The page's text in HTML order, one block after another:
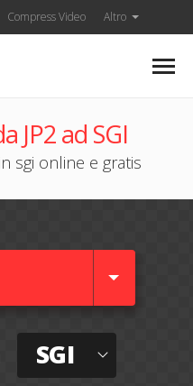
Compress Video Altro
JP2 ad SGI
sgi online e gratis
SGI